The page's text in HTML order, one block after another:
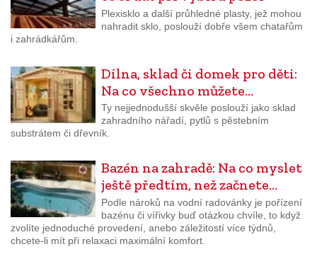
Plexisklo a další průhledné plasty, jež mohou
nahradit sklo, poslouží dobře všem chatařům
i zahrádkářům.
Dílna, sklad či domek pro děti:
Na co všechno můžete…
Ty nejjednodušší skvěle poslouží jako sklad
zahradního nářadí, pytlů s pěstebním
substrátem či dřevník.
Bazén na zahradě: Na co myslet
ještě předtím, než začnete…
Podle nároků na vodní radovánky je pořízení
bazénu či vířivky buď otázkou chvíle, to když
zvolíte jednoduché provedení, anebo záležitostí více týdnů,
chcete-li mít při relaxaci maximální komfort.